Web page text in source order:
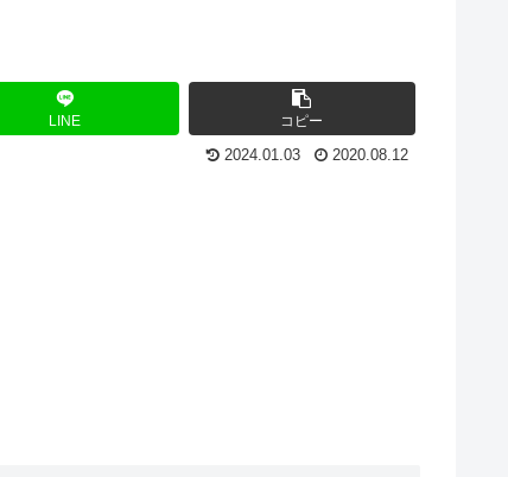
LINE コピー
2024.01.03 2020.08.12